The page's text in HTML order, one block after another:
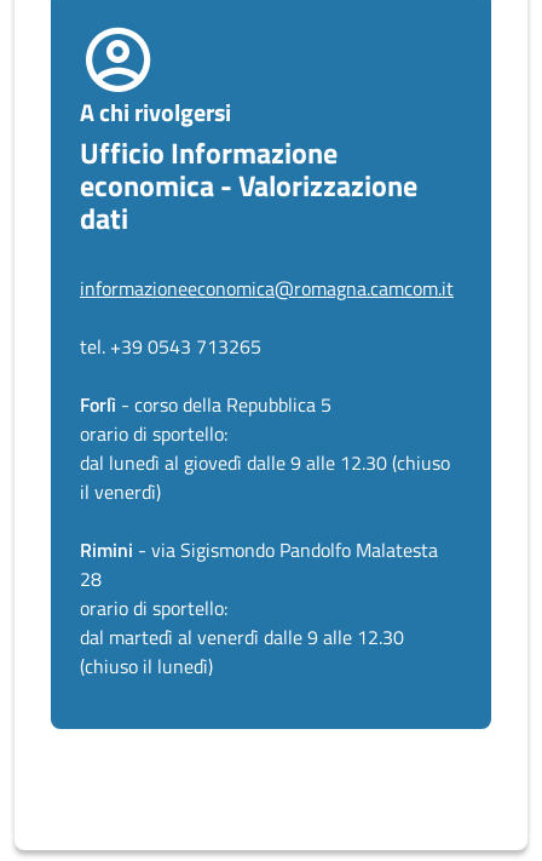
A chi rivolgersi
Ufficio Informazione
economica - Valorizzazione
dati
informazioneeconomica@romagna.camcom.it
tel. +39 0543 713265
Forlì - corso della Repubblica 5
orario di sportello:
dal lunedì al giovedì dalle 9 alle 12.30 (chiuso
il venerdì)
Rimini - via Sigismondo Pandolfo Malatesta
28
orario di sportello:
dal martedì al venerdì dalle 9 alle 12.30
(chiuso il lunedì)